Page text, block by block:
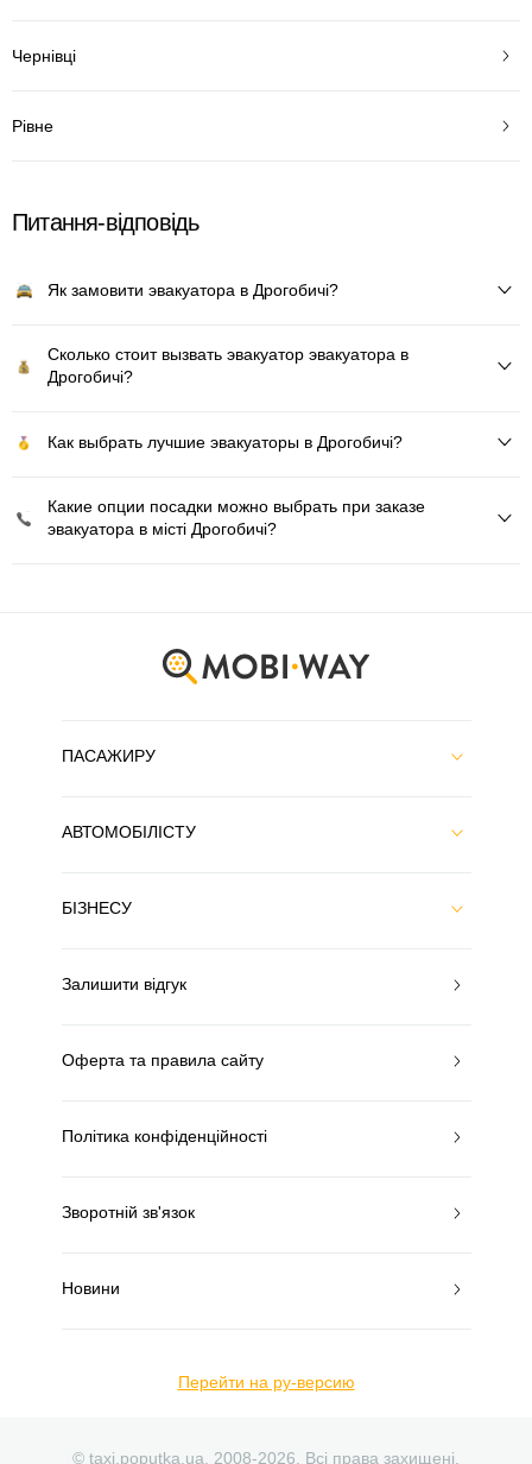
Чернівці
Рівне
Питання-відповідь
Як замовити эвакуатора в Дрогобичі?
Сколько стоит вызвать эвакуатор эвакуатора в
Дрогобичі?
Как выбрать лучшие эвакуаторы в Дрогобичі?
Какие опции посадки можно выбрать при заказе
эвакуатора в місті Дрогобичі?
ПАСАЖИРУ
АВТОМОБІЛІСТУ
БІЗНЕСУ
Залишити відгук
Оферта та правила сайту
Політика конфіденційності
Зворотній зв'язок
Новини
Перейти на ру-версию
© taxi.poputka.ua. 2008-2026. Всі права захищені.